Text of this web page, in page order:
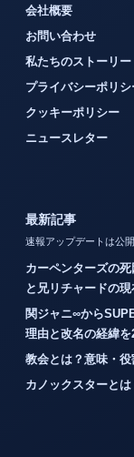
会社概要
お問い合わせ
私たちのストーリー
プライバシーポリシ
クッキーポリシー
ニュースレター
最新記事
速報アップデートは公
カーペンターズの
と兄リチャードの
関ジャニ∞から
理由と改名の経緯
教会とは？意味・
カノックスターと